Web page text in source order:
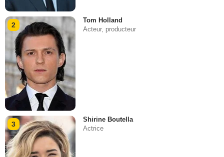
2
Tom Holland
Acteur, producteur
3
Shirine Boutella
Actrice